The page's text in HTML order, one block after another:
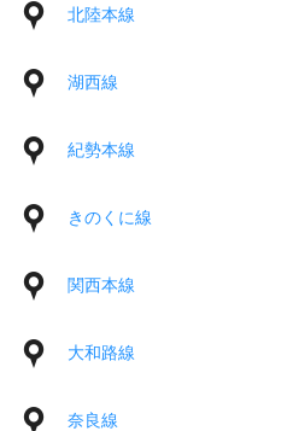
北陸本線
湖西線
紀勢本線
きのくに線
関西本線
大和路線
奈良線